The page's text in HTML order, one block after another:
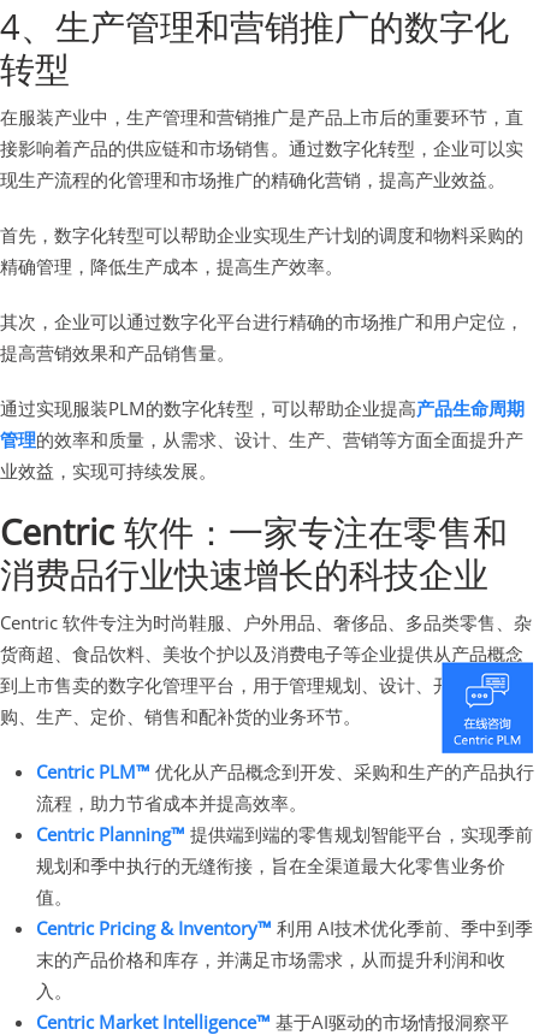
4、生产管理和营销推广的数字化
转型
在服装产业中，生产管理和营销推广是产品上市后的重要环节，直
接影响着产品的供应链和市场销售。通过数字化转型，企业可以实
现生产流程的化管理和市场推广的精确化营销，提高产业效益。
首先，数字化转型可以帮助企业实现生产计划的调度和物料采购的
精确管理，降低生产成本，提高生产效率。
其次，企业可以通过数字化平台进行精确的市场推广和用户定位，
提高营销效果和产品销售量。
通过实现服装PLM的数字化转型，可以帮助企业提高产品生命周期
管理的效率和质量，从需求、设计、生产、营销等方面全面提升产
业效益，实现可持续发展。
Centric 软件：一家专注在零售和
消费品行业快速增长的科技企业
Centric 软件专注为时尚鞋服、户外用品、奢侈品、多品类零售、杂
货商超、食品饮料、美妆个护以及消费电子等企业提供从产品概念
到上市售卖的数字化管理平台，用于管理规划、设计、开发、采
购、生产、定价、销售和配补货的业务环节。
Centric PLM™ 优化从产品概念到开发、采购和生产的产品执行
流程，助力节省成本并提高效率。
Centric Planning™ 提供端到端的零售规划智能平台，实现季前
规划和季中执行的无缝衔接，旨在全渠道最大化零售业务价
值。
Centric Pricing & Inventory™ 利用 AI技术优化季前、季中到季
末的产品价格和库存，并满足市场需求，从而提升利润和收
入。
Centric Market Intelligence™ 基于AI驱动的市场情报洞察平